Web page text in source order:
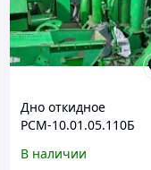
Дно откидное
РСМ-10.01.05.110Б
шнеков
В наличии